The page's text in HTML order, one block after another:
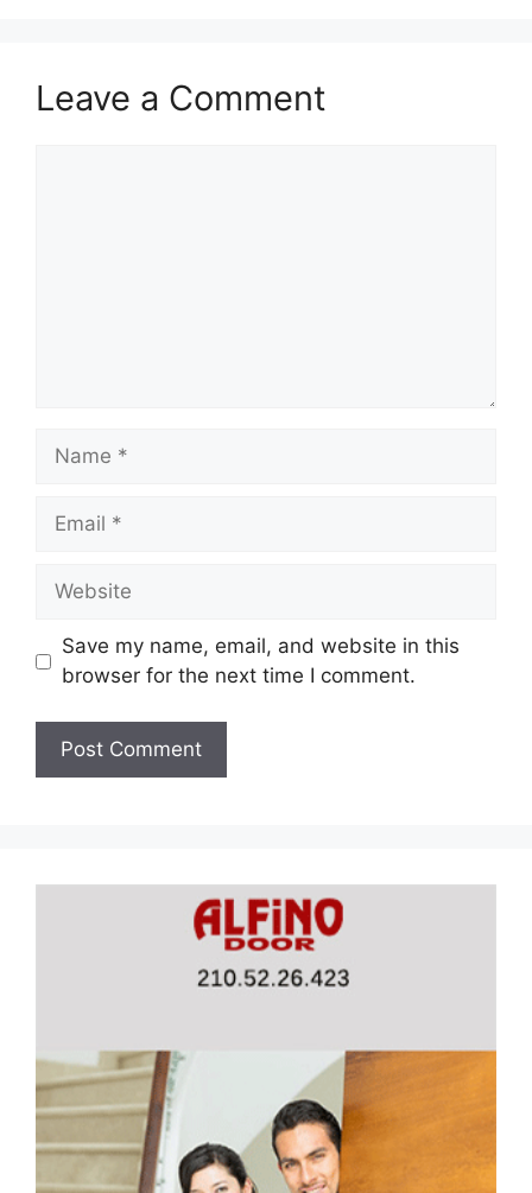
Leave a Comment
Name
Email
Website
Save my name, email, and website in this
browser for the next time I comment.